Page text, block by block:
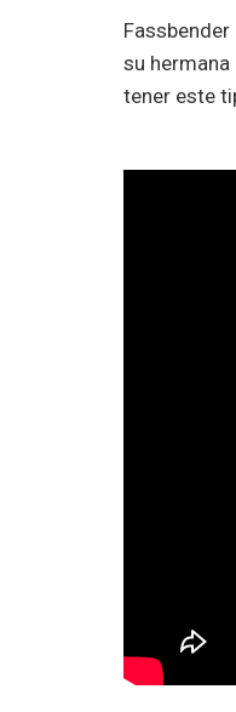
su
tener este